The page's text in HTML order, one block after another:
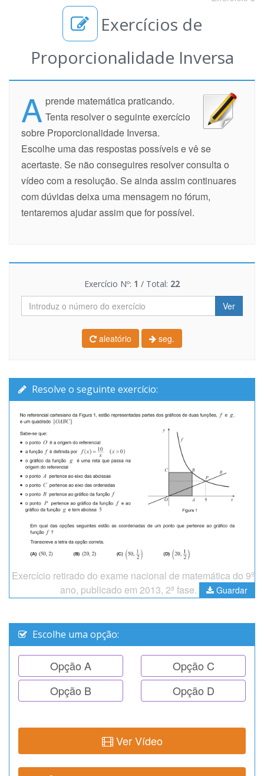
Exercícios de
Proporcionalidade Inversa
A prende matemática praticando.
Tenta resolver o seguinte exercício
sobre Proporcionalidade Inversa.
Escolhe uma das respostas possíveis e vê se
acertaste. Se não conseguires resolver consulta o
vídeo com a resolução. Se ainda assim continuares
com dúvidas deixa uma mensagem no fórum,
tentaremos ajudar assim que for possível.
Exercício Nº: 1 / Total: 22
Ver
aleatório seg.
Resolve o seguinte exercício:
Exercício retirado do exame nacional de matemática do 9º
ano, publicado em 2013, 2ª fase.
Guardar
Escolhe uma opção:
Opção A
Opção B
Opção C
Opção D
Ver Vídeo